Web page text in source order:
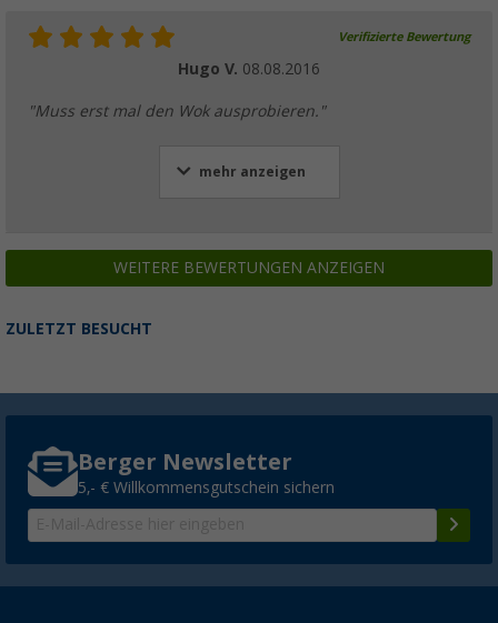
Verifizierte Bewertung
Hugo V. 08.08.2016
"Muss erst mal den Wok ausprobieren."
mehr anzeigen
WEITERE BEWERTUNGEN ANZEIGEN
ZULETZT BESUCHT
Berger Newsletter
5,- € Willkommensgutschein sichern